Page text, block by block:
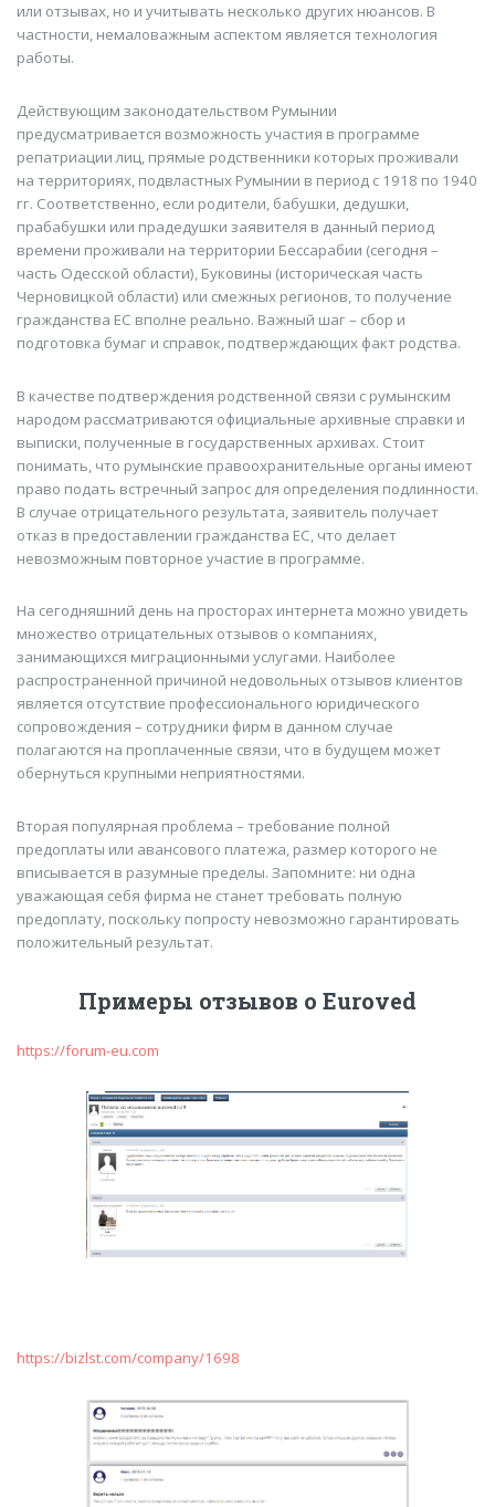
или отзывах, но и учитывать несколько других нюансов. В
частности, немаловажным аспектом является технология
работы.
Действующим законодательством Румынии
предусматривается возможность участия в программе
репатриации лиц, прямые родственники которых проживали
на территориях, подвластных Румынии в период с 1918 по 1940
гг. Соответственно, если родители, бабушки, дедушки,
прабабушки или прадедушки заявителя в данный период
времени проживали на территории Бессарабии (сегодня –
часть Одесской области), Буковины (историческая часть
Черновицкой области) или смежных регионов, то получение
гражданства ЕС вполне реально. Важный шаг – сбор и
подготовка бумаг и справок, подтверждающих факт родства.
В качестве подтверждения родственной связи с румынским
народом рассматриваются официальные архивные справки и
выписки, полученные в государственных архивах. Стоит
понимать, что румынские правоохранительные органы имеют
право подать встречный запрос для определения подлинности.
В случае отрицательного результата, заявитель получает
отказ в предоставлении гражданства ЕС, что делает
невозможным повторное участие в программе.
На сегодняшний день на просторах интернета можно увидеть
множество отрицательных отзывов о компаниях,
занимающихся миграционными услугами. Наиболее
распространенной причиной недовольных отзывов клиентов
является отсутствие профессионального юридического
сопровождения – сотрудники фирм в данном случае
полагаются на проплаченные связи, что в будущем может
обернуться крупными неприятностями.
Вторая популярная проблема – требование полной
предоплаты или авансового платежа, размер которого не
вписывается в разумные пределы. Запомните: ни одна
уважающая себя фирма не станет требовать полную
предоплату, поскольку попросту невозможно гарантировать
положительный результат.
Примеры отзывов о Euroved
https://forum-eu.com
https://bizlst.com/company/1698